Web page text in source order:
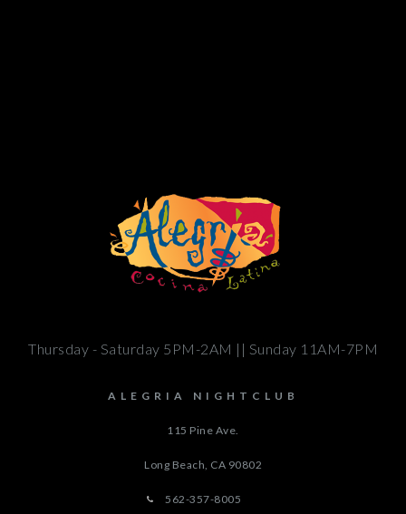
Thursday - Saturday 5PM-2AM || Sunday 11AM-7PM
ALEGRIA NIGHTCLUB
115 Pine Ave.
Long Beach, CA 90802
562-357-8005